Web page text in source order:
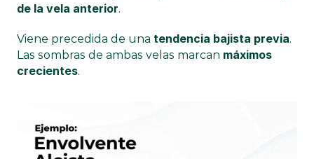
de la vela anterior.
Viene precedida de una tendencia bajista previa.
Las sombras de ambas velas marcan máximos
crecientes.